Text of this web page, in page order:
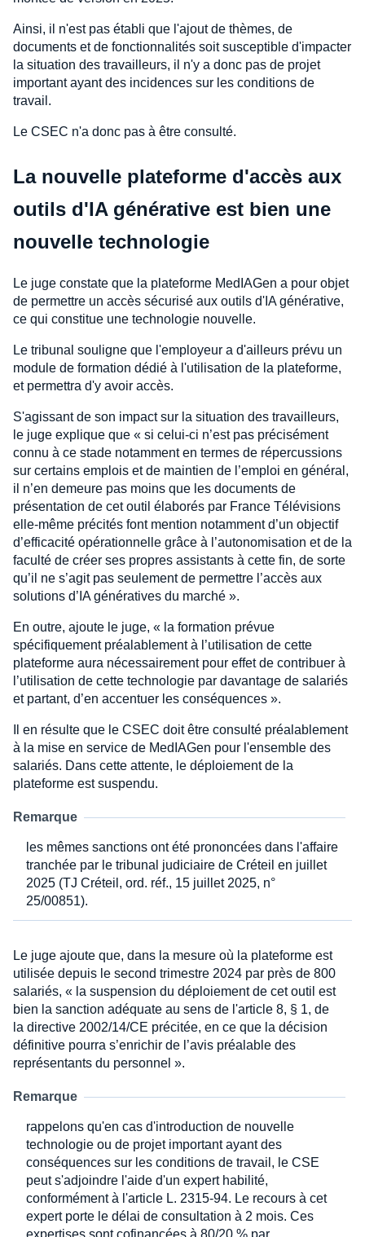
Ainsi, il n'est pas établi que l'ajout de thèmes, de
documents et de fonctionnalités soit susceptible d'impacter
la situation des travailleurs, il n'y a donc pas de projet
important ayant des incidences sur les conditions de
travail.
Le CSEC n'a donc pas à être consulté.
La nouvelle plateforme d'accès aux
outils d'IA générative est bien une
nouvelle technologie
Le juge constate que la plateforme MedIAGen a pour objet
de permettre un accès sécurisé aux outils d'IA générative,
ce qui constitue une technologie nouvelle.
Le tribunal souligne que l'employeur a d'ailleurs prévu un
module de formation dédié à l'utilisation de la plateforme,
et permettra d'y avoir accès.
S'agissant de son impact sur la situation des travailleurs,
le juge explique que « si celui-ci n’est pas précisément
connu à ce stade notamment en termes de répercussions
sur certains emplois et de maintien de l’emploi en général,
il n’en demeure pas moins que les documents de
présentation de cet outil élaborés par France Télévisions
elle-même précités font mention notamment d’un objectif
d’efficacité opérationnelle grâce à l’autonomisation et de la
faculté de créer ses propres assistants à cette fin, de sorte
qu’il ne s’agit pas seulement de permettre l’accès aux
solutions d’IA génératives du marché ».
En outre, ajoute le juge, « la formation prévue
spécifiquement préalablement à l’utilisation de cette
plateforme aura nécessairement pour effet de contribuer à
l’utilisation de cette technologie par davantage de salariés
et partant, d’en accentuer les conséquences ».
Il en résulte que le CSEC doit être consulté préalablement
à la mise en service de MedIAGen pour l'ensemble des
salariés. Dans cette attente, le déploiement de la
plateforme est suspendu.
Remarque
les mêmes sanctions ont été prononcées dans l'affaire
tranchée par le tribunal judiciaire de Créteil en juillet
2025 (TJ Créteil, ord. réf., 15 juillet 2025, n°
25/00851).
Le juge ajoute que, dans la mesure où la plateforme est
utilisée depuis le second trimestre 2024 par près de 800
salariés, « la suspension du déploiement de cet outil est
bien la sanction adéquate au sens de l'article 8, § 1, de
la directive 2002/14/CE précitée, en ce que la décision
définitive pourra s’enrichir de l’avis préalable des
représentants du personnel ».
Remarque
rappelons qu'en cas d'introduction de nouvelle
technologie ou de projet important ayant des
conséquences sur les conditions de travail, le CSE
peut s'adjoindre l'aide d'un expert habilité,
conformément à l'article L. 2315-94. Le recours à cet
expert porte le délai de consultation à 2 mois. Ces
expertises sont cofinancées à 80/20 % par